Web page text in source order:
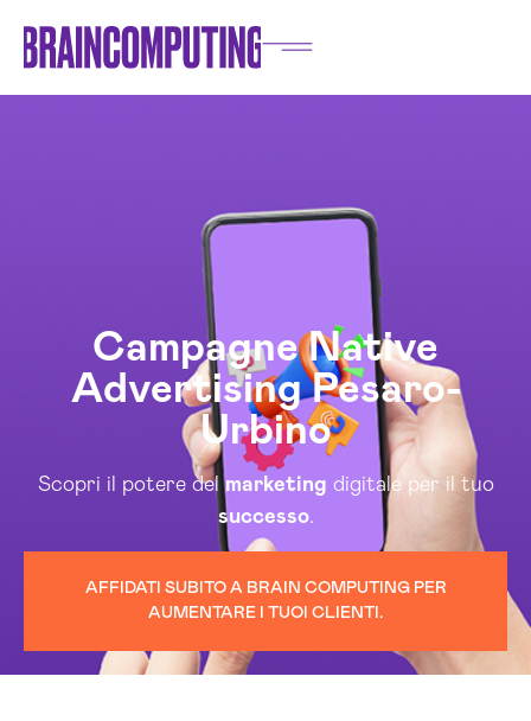
Campagne Native
Advertising Pesaro-
Urbino
Scopri il potere delmarketing digitale per il tuo
successo.
AFFIDATI SUBITO A BRAIN COMPUTING PER
AUMENTARE I TUOI CLIENTI.